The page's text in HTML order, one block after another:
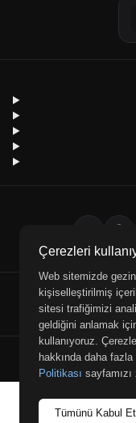
E-Mail
© 2026
Çerezleri
Web sitemizde
kişiselleştirilmiş
sitesi trafiğimizi
geldiğini anlamak
kullanıyoruz.
hakkında daha
Politikası
Tümünü Kabul Et